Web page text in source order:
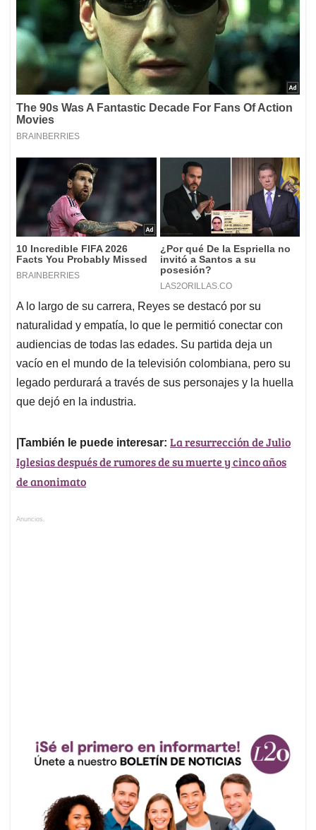
A lo largo de su carrera, Reyes se destacó por su
naturalidad y empatía, lo que le permitió conectar con
audiencias de todas las edades. Su partida deja un
vacío en el mundo de la televisión colombiana, pero su
legado perdurará a través de sus personajes y la huella
que dejó en la industria.
|También le puede interesar: La resurrección de Julio
Iglesias después de rumores de su muerte y cinco años
de anonimato
Anuncios.